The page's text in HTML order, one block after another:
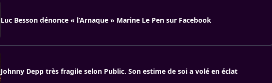
Luc Besson dénonce « l’Arnaque » Marine Le Pen sur Facebook
Johnny Depp très fragile selon Public. Son estime de soi a volé en éclat